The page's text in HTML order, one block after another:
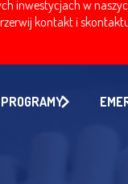
inwestycjach w
kontakt i
PROGRAMY